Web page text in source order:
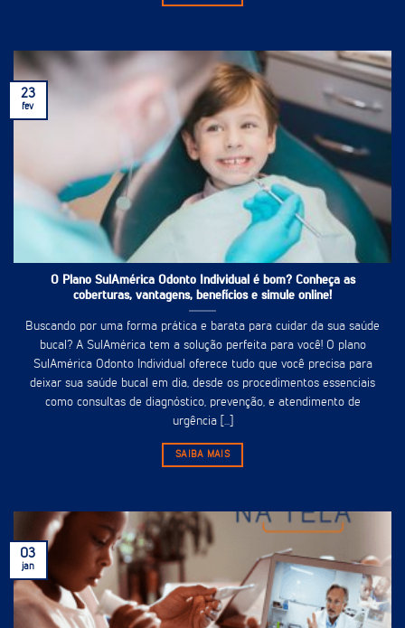
O Plano SulAmérica Odonto Individual é bom? Conheça as
coberturas, vantagens, benefícios e simule online!
Buscando por uma forma prática e barata para cuidar da sua saúde
bucal? A SulAmérica tem a solução perfeita para você! O plano
SulAmérica Odonto Individual oferece tudo que você precisa para
deixar sua saúde bucal em dia, desde os procedimentos essenciais
como consultas de diagnóstico, prevenção, e atendimento de
urgência [...]
SAIBA MAIS
23
fev
03
jan